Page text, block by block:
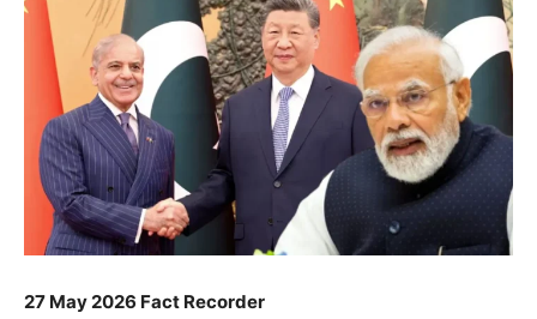
27 May 2026 Fact Recorder